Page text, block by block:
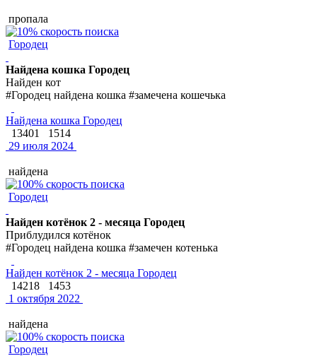
пропала
Городец
Найдена кошка Городец
Найден кот
#Городец найдена кошка #замечена кошечька
Найдена кошка Городец
13401
1514
29 июля 2024
найдена
Городец
Найден котёнок 2 - месяца Городец
Приблудился котёнок
#Городец найдена кошка #замечен котенька
Найден котёнок 2 - месяца Городец
14218
1453
1 октября 2022
найдена
Городец